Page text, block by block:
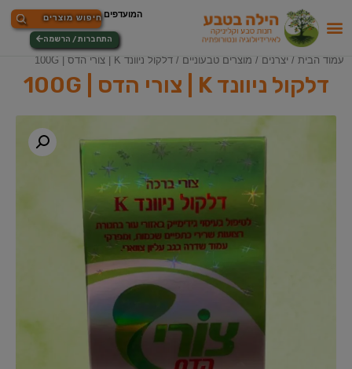
התחברות / הרשמה
עמוד הבית / יצרנים / מוצרים טבעוניים / דלקול ניוונד K | צורי הדס | 100G
דלקול ניוונד K | צורי הדס | 100G